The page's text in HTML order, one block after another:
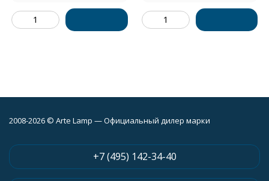
2008-2026 © Arte Lamp — Официальный дилер марки
+7 (495) 142-34-40